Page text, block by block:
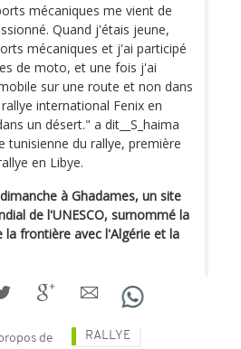
mécaniques me vient de
Quand j'étais jeune,
mécaniques et j'ai participé
de moto, et une fois j'ai
sur une route et non dans
international Fenix en
un désert." a dit__S_haima
tunisienne du rallye, première
en Libye.
à Ghadames, un site
de l'UNESCO, surnommé la
la frontière avec l'Algérie et la
de RALLYE